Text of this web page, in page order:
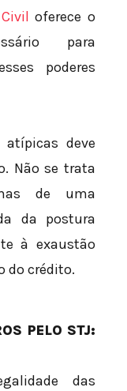
oferece o
para
poderes
deve
Não se trata
de uma
da postura
à exaustão
do crédito.
PELO STJ:
das